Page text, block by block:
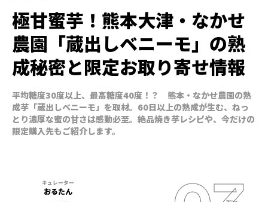
極甘蜜芋！熊本大津・なかせ
農園「蔵出しベニーモ」の熟
成秘密と限定お取り寄せ情報
平均糖度30度以上、最高糖度40度！？ 熊本・なかせ農園の熟
成芋「蔵出しベニーモ」を取材。60日以上の熟成が生む、ねっ
とり濃厚な蜜の甘さは感動必至。絶品焼き芋レシピや、今だけの
限定購入先もご紹介します。
おるたん